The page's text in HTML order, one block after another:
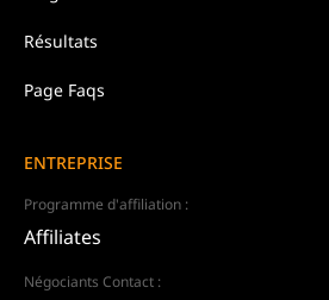
Résultats
Page Faqs
ENTREPRISE
Programme d'affiliation :
Affiliates
Négociants Contact :